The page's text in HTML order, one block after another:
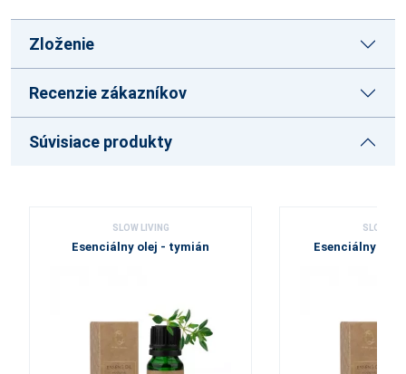
Zloženie
Recenzie zákazníkov
Súvisiace produkty
SLOW LIVING
Esenciálny olej - tymián
SLOW
Esenciálny olej